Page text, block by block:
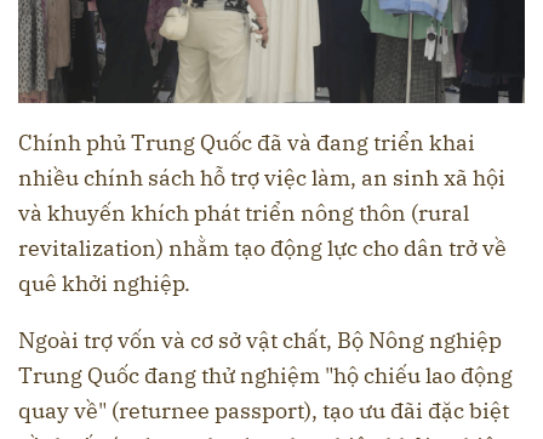
Chính phủ Trung Quốc đã và đang triển khai
nhiều chính sách hỗ trợ việc làm, an sinh xã hội
và khuyến khích phát triển nông thôn (rural
revitalization) nhằm tạo động lực cho dân trở về
quê khởi nghiệp.
Ngoài trợ vốn và cơ sở vật chất, Bộ Nông nghiệp
Trung Quốc đang thử nghiệm "hộ chiếu lao động
quay về" (returnee passport), tạo ưu đãi đặc biệt